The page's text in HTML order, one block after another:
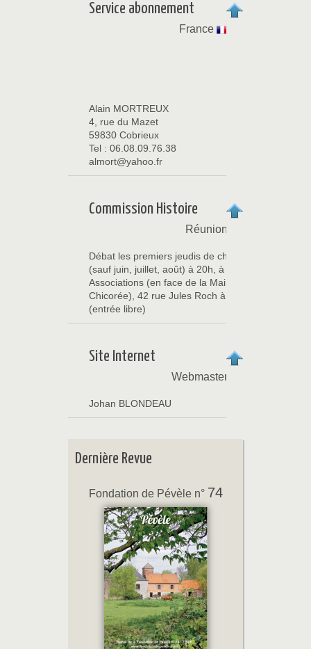
Service abonnement
France
Alain MORTREUX
4, rue du Mazet
59830 Cobrieux
Tel : 06.08.09.76.38
almort@yahoo.fr
Commission Histoire
Réunion
Débat les premiers jeudis de chaque mois
(sauf juin, juillet, août) à 20h, à la maison des
Associations (en face de la Maison de la
Chicorée), 42 rue Jules Roch à ORCHIES
(entrée libre)
Site Internet
Webmaster
Johan BLONDEAU
Dernière Revue
Fondation de Pévèle n° 74